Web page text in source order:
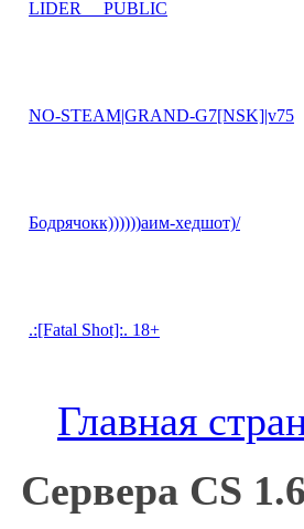
LIDER__ PUBLIC
NO-STEAM|GRAND-G7[NSK]|v75
Бодрячокк))))))аим-хедшот)/
.:[Fatal Shot]:. 18+
Главная
Сервера CS 1.6